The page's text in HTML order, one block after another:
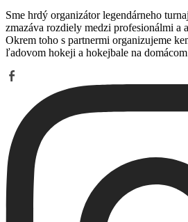
Sme hrdý organizátor legendárneho
zmazáva rozdiely medzi profesionálmi a
Okrem toho s partnermi organizujeme
ľadovom hokeji a hokejbale na